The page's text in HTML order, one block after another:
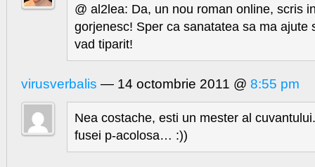
@ al2lea: Da, un nou roman online, scris
gorjenesc! Sper ca sanatatea sa ma ajute
vad tiparit!
virusverbalis — 14 octombrie 2011 @ 8:55 pm
Nea costache, esti un mester al
fusei p-acolosa… :))